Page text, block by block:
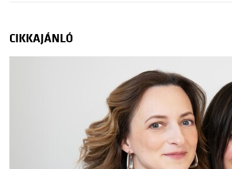
CIKKAJÁNLÓ